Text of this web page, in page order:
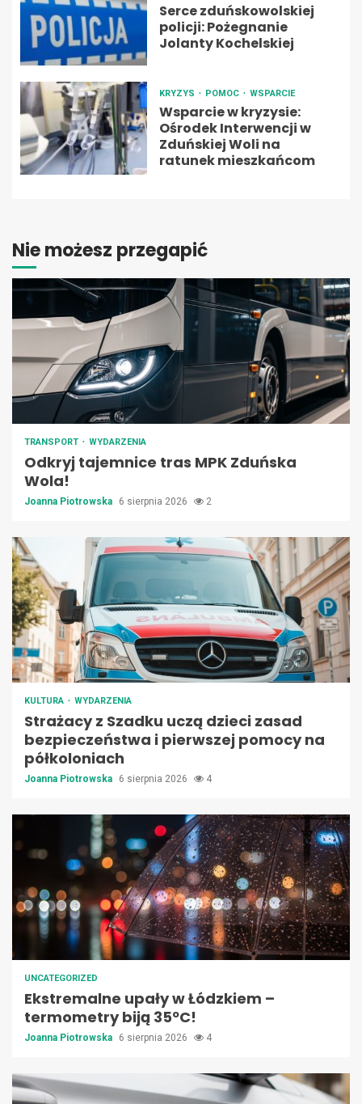
Serce zduńskowolskiej
policji: Pożegnanie
Jolanty Kochelskiej
KRYZYS POMOC WSPARCIE
Wsparcie w kryzysie:
Ośrodek Interwencji w
Zduńskiej Woli na
ratunek mieszkańcom
Nie możesz przegapić
TRANSPORT WYDARZENIA
Odkryj tajemnice tras MPK Zduńska
Wola!
Joanna Piotrowska 6 sierpnia 2026 2
KULTURA WYDARZENIA
Strażacy z Szadku uczą dzieci zasad
bezpieczeństwa i pierwszej pomocy na
półkoloniach
Joanna Piotrowska 6 sierpnia 2026 4
UNCATEGORIZED
Ekstremalne upały w Łódzkiem –
termometry biją 35ºC!
Joanna Piotrowska 6 sierpnia 2026 4